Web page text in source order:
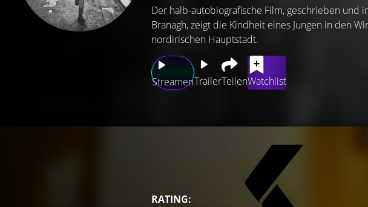
StreamenTrailerTeilenWatchlist
Der halb-autobiografische Film, geschrieben und
Branagh, zeigt die Kindheit eines Jungen in den
nordirischen Hauptstadt.
RATING: